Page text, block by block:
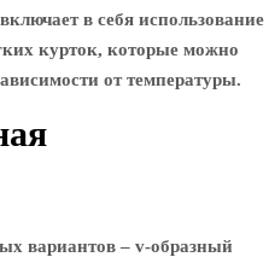
в себя использование
курток, которые можно
от температуры.
вариантов – v-образный